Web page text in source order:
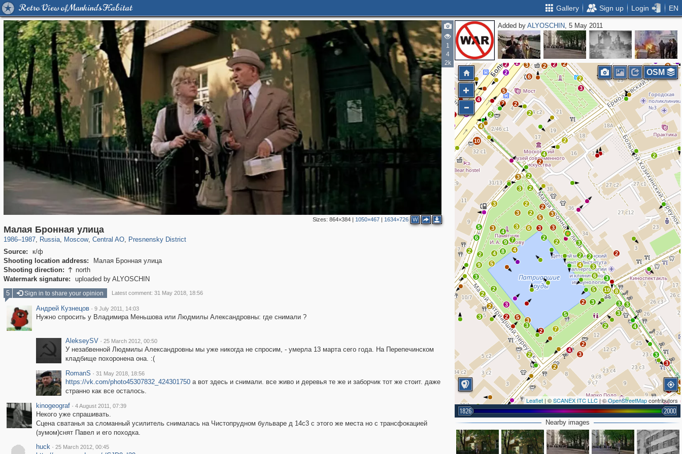
Retro View of Mankind's Habitat Gallery Sign up Login EN
1
4
2k
Sizes: 864×384| 1050×467| 1634×726 W
Малая Бронная улица
1986–1987, Russia
1,406,257 29,243
, Moscow
319,779 8,286
, Central AO
159,978 5,916
, Presnensky District
Source:
к/ф
Shooting location address:
Малая Бронная улица
Shooting direction:  north
Watermark signature:
uploaded by ALYOSCHIN
Added byALYOSCHIN, 5 May 2011
2
7
3
10
4
2
4
7
2
2
3
3
2
2
3
3
3
4
9
7
3 6 3
2
2
3
7
2
3
5
2
2
4
2
2
2
3
3
2
2 2
2 2
2
6
2
5
2
2 2 3
2
2
2
2
2
3
2
2
4
6
3
3
19
5
8
3
3
3
2
4
2
3
3
2
3
3
2
3
5
4
2
2
2
5
3
3
2
2 3
4
2
2
4
2
3
2
5
7
4
8
4
5
9
2
3
2
3
2
2
3
6
2
5
Leaflet | ©SCANEX ITC LLC| ©OpenStreetMapcontributors
1826 2000
OSM
Nearby images
5 Sign in to share your opinion Latest comment: 31 May 2018, 18:56
Андрей Кузнецов · 9 July 2011, 14:03
Нужно спросить у Владимира Меньшова или Людмилы Александровны: где снимали ?
AlekseySV · 25 March 2012, 00:50
У незабвенной Людмилы Александровны мы уже никогда не спросим, - умерла 13 марта сего года. На Перепечинском
кладбище похоронена она. :(
RomanS · 31 May 2018, 18:56
https://vk.com/photo45307832_424301750а вот здесь и снимали. все живо и деревья те же и заборчик тот же стоит. даже
странно как все осталось.
kinogeograf · 4 August 2011, 07:39
Некого уже спрашивать.
Сцена сватанья за сломанный усилитель снималась на Чистопрудном бульваре д 14с3 с этого же места но с трансфокацией
(зумом)снят Павел и его походка.
huck · 25 March 2012, 00:45